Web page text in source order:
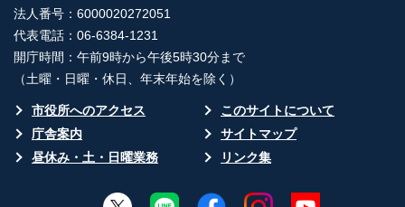
法人番号：6000020272051
代表電話：06-6384-1231
開庁時間：午前9時から午後5時30分まで
（土曜・日曜・休日、年末年始を除く）
市役所へのアクセス
このサイトについて
庁舎案内
サイトマップ
昼休み・土・日曜業務
リンク集